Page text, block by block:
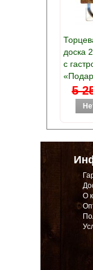
доска
с
5
О